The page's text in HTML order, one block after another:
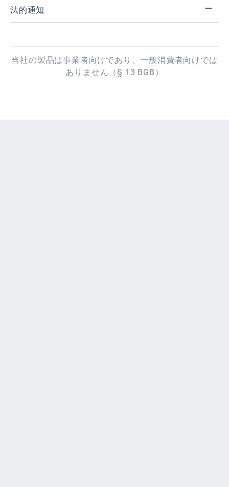
法的通知
当社の製品は事業者向けであり、一般消費者向けでは
ありません（§ 13 BGB）